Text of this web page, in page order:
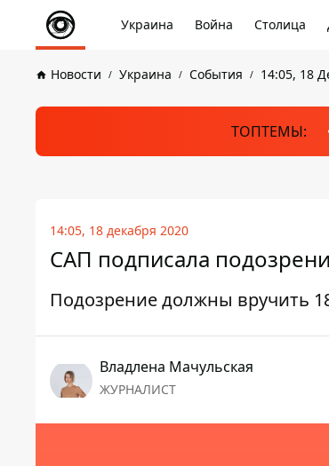
Украина Война Столица
Новости Украина События 14:05, 18
ТОПТЕМЫ:
14:05, 18 декабря 2020
САП подписала
Подозрение должны вручить
Владлена Мачульская
ЖУРНАЛИСТ